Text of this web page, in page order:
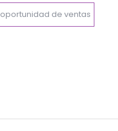
oportunidad de ventas